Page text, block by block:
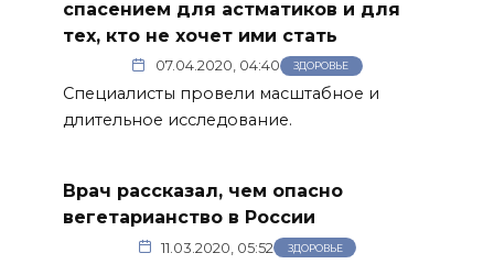
спасением для астматиков и для
тех, кто не хочет ими стать
07.04.2020, 04:40 ЗДОРОВЬЕ
Специалисты провели масштабное и
длительное исследование.
Врач рассказал, чем опасно
вегетарианство в России
11.03.2020, 05:52 ЗДОРОВЬЕ